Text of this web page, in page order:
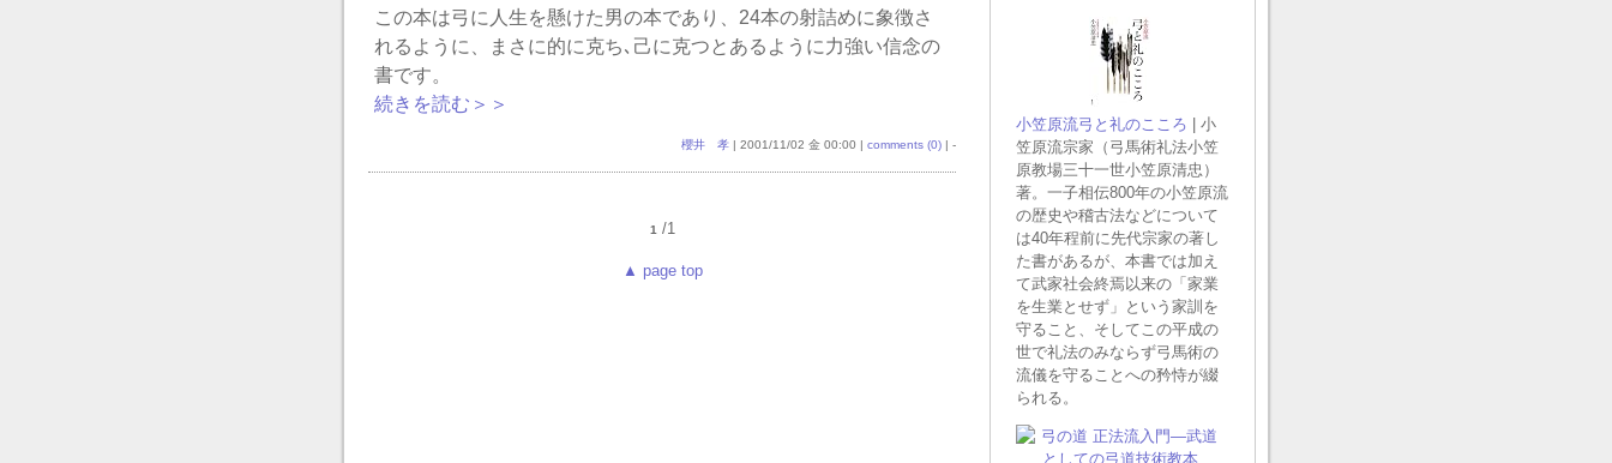
この本は弓に人生を懸けた男の本であり、24本の射詰めに象徴さ
れるように、まさに的に克ち､己に克つとあるように力強い信念の
書です。
続きを読む＞＞
櫻井 孝 | 2001/11/02 金 00:00 | comments (0) | -
1/1
▲ page top
小笠原流弓と礼のこころ
| 小
笠原流宗家（弓馬術礼法小笠
原教場三十一世小笠原清忠）
著。一子相伝800年の小笠原流
の歴史や稽古法などについて
は40年程前に先代宗家の著し
た書があるが、本書では加え
て武家社会終焉以来の「家業
を生業とせず」という家訓を
守ること、そしてこの平成の
世で礼法のみならず弓馬術の
流儀を守ることへの矜恃が綴
られる。